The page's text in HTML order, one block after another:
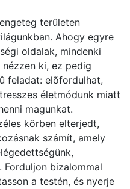
területen
Ahogy egyre
oldalak, mindenki
ki, ez pedig
feladat: elõfordulhat,
életmódunk miatt
magunkat.
körben elterjedt,
számít, amely
Forduljon bizalommal
a testén, és nyerje